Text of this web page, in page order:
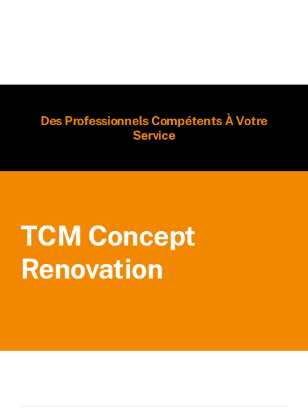
Des Professionnels Compétents À Votre
Service
TCM Concept
Renovation